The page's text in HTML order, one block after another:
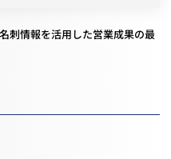
刺情報を活用した営業成果の最